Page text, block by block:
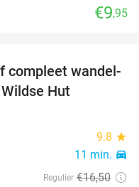
€9,95
34%
compleet wandel-
Hut
9.8 star
11 min. directions_car
Regulier €16,50